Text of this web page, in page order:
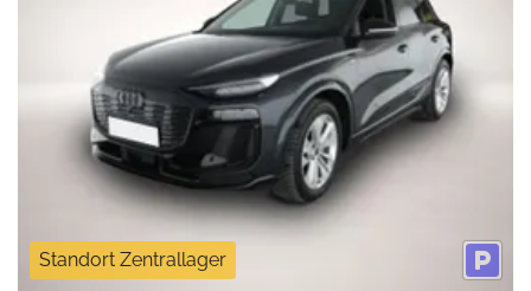
Standort Zentrallager